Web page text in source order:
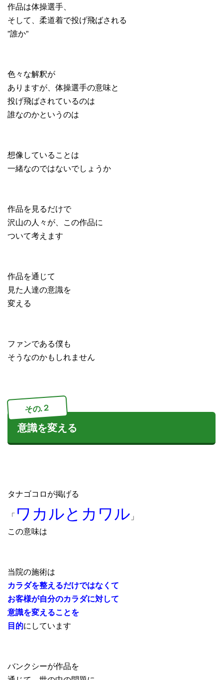
作品は体操選手、
そして、柔道着で投げ飛ばされる
”誰か”
色々な解釈が
ありますが、体操選手の意味と
投げ飛ばされているのは
誰なのかというのは
想像していることは
一緒なのではないでしょうか
作品を見るだけで
沢山の人々が、この作品に
ついて考えます
作品を通じて
見た人達の意識を
変える
ファンである僕も
そうなのかもしれません
その.２
意識を変える
タナゴコロが掲げる
「 ワカルとカワル 」
この意味は
当院の施術は
カラダを整えるだけではなくて
お客様が自分のカラダに対して
意識を変えることを
目的にしています
バンクシーが作品を